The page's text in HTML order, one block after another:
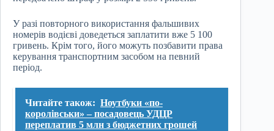
У разі повторного використання фальшивих
номерів водієві доведеться заплатити вже 5 100
гривень. Крім того, його можуть позбавити права
керування транспортним засобом на певний
період.
Читайте також: Ноутбуки «по-
королівськи» – посадовець УДЦР
переплатив 5 млн з бюджетних грошей